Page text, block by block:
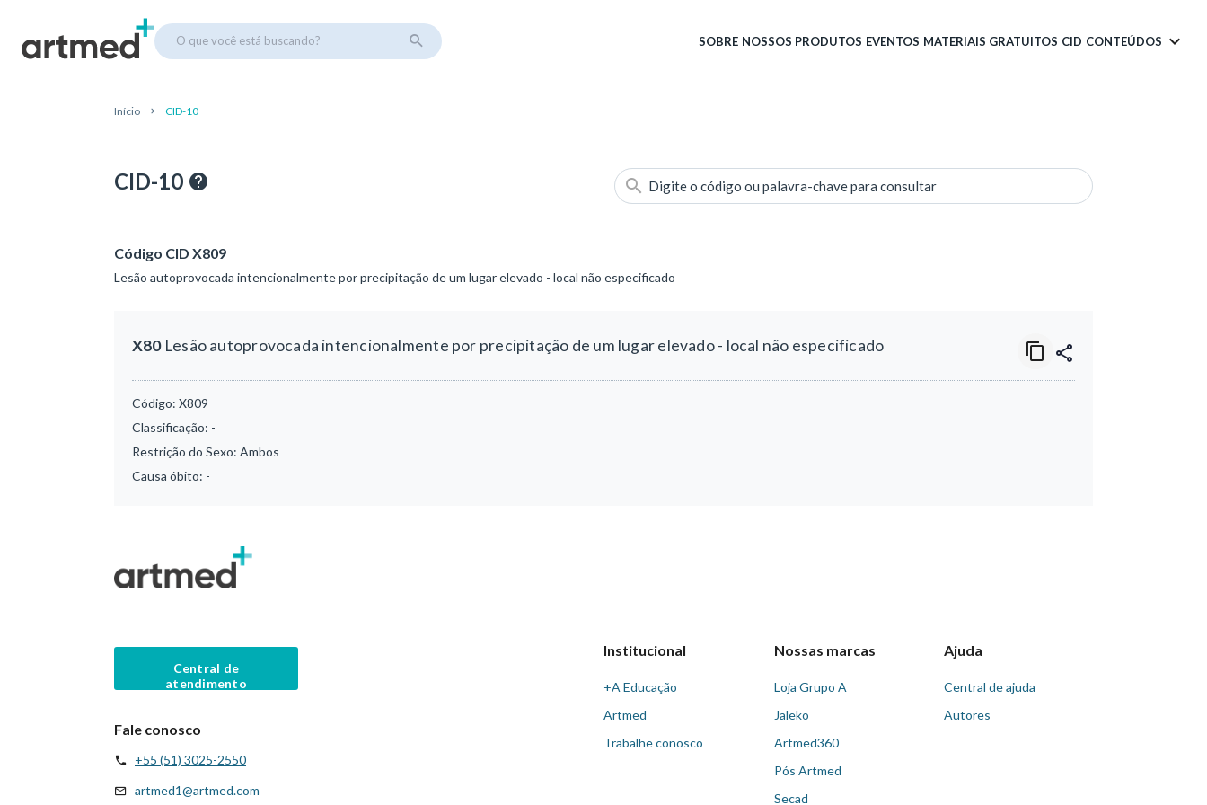
O que você está buscando? SOBRE NOSSOS PRODUTOS EVENTOS MATERIAIS GRATUITOS CID CONTEÚDOS
Início CID-10
CID-10 Digite o código ou palavra-chave para consultar
Código CID X809
Lesão autoprovocada intencionalmente por precipitação de um lugar elevado - local não especificado
X80Lesão autoprovocada intencionalmente por precipitação de um lugar elevado - local não especificado
Código: X809
Classificação: -
Restrição do Sexo: Ambos
Causa óbito: -
Central de
atendimento
Fale conosco
+55 (51) 3025-2550
artmed1@artmed.com
Institucional
+A Educação
Artmed
Trabalhe conosco
Nossas marcas
Loja Grupo A
Jaleko
Artmed360
Pós Artmed
Secad
Ajuda
Central de ajuda
Autores